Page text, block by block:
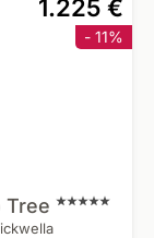
1.225 €
- 11%
Tree